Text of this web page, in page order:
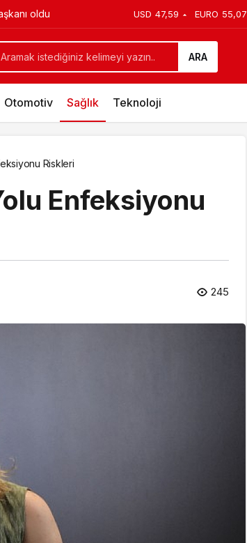
USD 47,59 EURO 55,07
ARA
Otomotiv Sağlık Teknoloji
Riskleri
Enfeksiyonu
245